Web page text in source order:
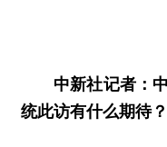
中新社记者：
统此访有什么期待